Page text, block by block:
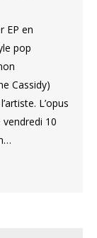
EP en
pop
Cassidy)
L’opus
10